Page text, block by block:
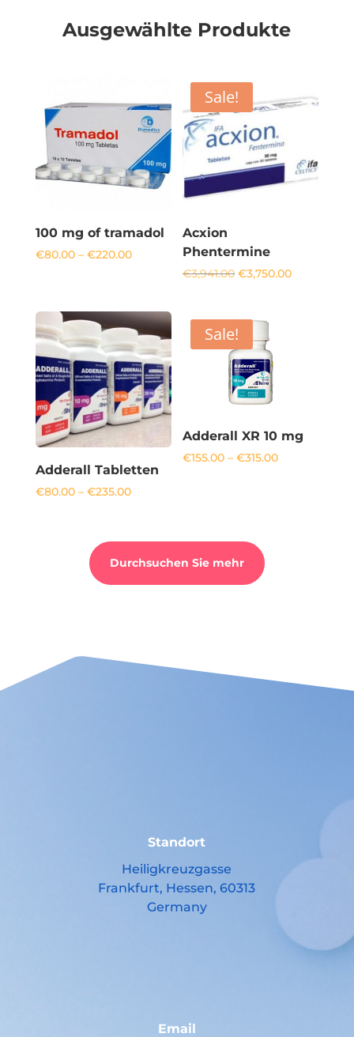
Ausgewählte Produkte
100 mg of tramadol​
€80.00 – €220.00Price
Sale!
Acxion
Phentermine
€3,941.00 Original
price
€3,750.00Current
Adderall Tabletten
€80.00 – €235.00Price
Sale!
Adderall XR 10 mg
€155.00 – €315.00Price
Durchsuchen Sie mehr
Standort
Heiligkreuzgasse
Frankfurt, Hessen, 60313
Germany
Email